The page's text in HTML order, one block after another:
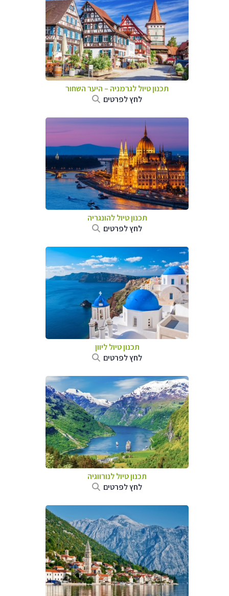
תכנון טיול לגרמניה – היער השחור
לחץ לפרטים
תכנון טיול להונגריה
לחץ לפרטים
תכנון טיול ליוון
לחץ לפרטים
תכנון טיול לנורווגיה
לחץ לפרטים